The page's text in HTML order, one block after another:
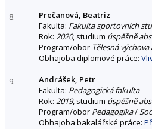
8.
Prečanová, Beatriz
Fakulta: Fakulta sportovních
Rok: 2020, studium úspěšně
Program/obor Tělesná
Obhajoba diplomové práce:
9.
Andrášek, Petr
Fakulta: Pedagogická fakulta
Rok: 2019, studium úspěšně
Program/obor Pedagogika/
Obhajoba bakalářské práce: